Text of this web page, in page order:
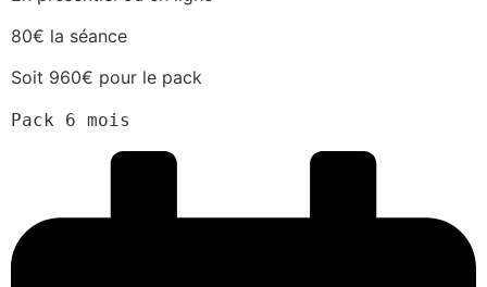
80€ la séance
Soit 960€ pour le pack
Pack 6 mois